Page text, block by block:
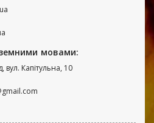
мовами:
Капітульна, 10